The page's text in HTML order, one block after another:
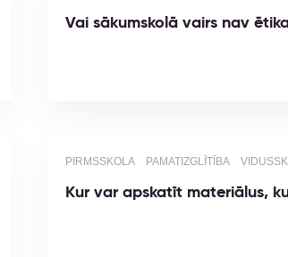
Vai sākumskolā vairs nav
PIRMSSKOLA PAMATIZGLĪTĪBA
Kur var apskatīt materiālus,